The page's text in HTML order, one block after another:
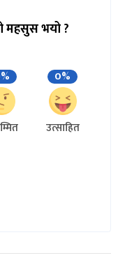
महसुस भयो ?
0%
उत्साहित